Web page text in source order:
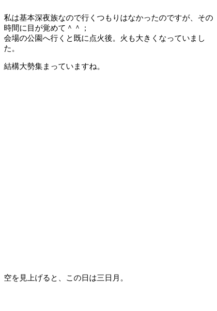
私は基本深夜族なので行くつもりはなかったのですが、その
時間に目が覚めて＾＾；
会場の公園へ行くと既に点火後。火も大きくなっていまし
た。
結構大勢集まっていますね。
空を見上げると、この日は三日月。